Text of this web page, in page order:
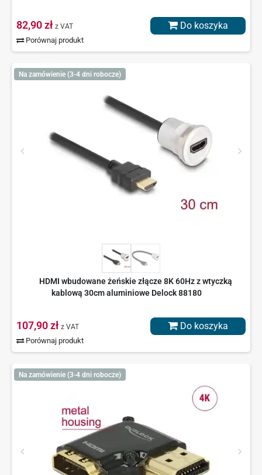
82,90 zł z VAT
Porównaj produkt
Do koszyka
Na zamówienie (3-4 dni robocze)
HDMI wbudowane żeńskie złącze 8K 60Hz z wtyczką
kablową 30cm aluminiowe Delock 88180
107,90 zł z VAT
Porównaj produkt
Do koszyka
Na zamówienie (3-4 dni robocze)